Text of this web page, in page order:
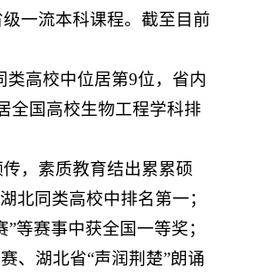
一流本科课程。截至目前
类高校中位居第9位，省内
全国高校生物工程学科排
，素质教育结出累累硕
北同类高校中排名第一；
等赛事中获全国一等奖；
、湖北省“声润荆楚”朗诵